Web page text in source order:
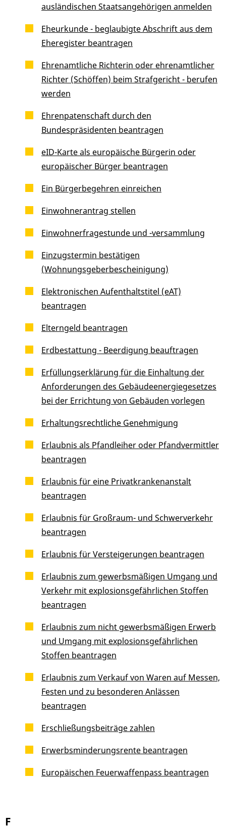
ausländischen Staatsangehörigen anmelden
Eheurkunde - beglaubigte Abschrift aus dem
Eheregister beantragen
Ehrenamtliche Richterin oder ehrenamtlicher
Richter (Schöffen) beim Strafgericht - berufen
werden
Ehrenpatenschaft durch den
Bundespräsidenten beantragen
eID-Karte als europäische Bürgerin oder
europäischer Bürger beantragen
Ein Bürgerbegehren einreichen
Einwohnerantrag stellen
Einwohnerfragestunde und -versammlung
Einzugstermin bestätigen
(Wohnungsgeberbescheinigung)
Elektronischen Aufenthaltstitel (eAT)
beantragen
Elterngeld beantragen
Erdbestattung - Beerdigung beauftragen
Erfüllungserklärung für die Einhaltung der
Anforderungen des Gebäudeenergiegesetzes
bei der Errichtung von Gebäuden vorlegen
Erhaltungsrechtliche Genehmigung
Erlaubnis als Pfandleiher oder Pfandvermittler
beantragen
Erlaubnis für eine Privatkrankenanstalt
beantragen
Erlaubnis für Großraum- und Schwerverkehr
beantragen
Erlaubnis für Versteigerungen beantragen
Erlaubnis zum gewerbsmäßigen Umgang und
Verkehr mit explosionsgefährlichen Stoffen
beantragen
Erlaubnis zum nicht gewerbsmäßigen Erwerb
und Umgang mit explosionsgefährlichen
Stoffen beantragen
Erlaubnis zum Verkauf von Waren auf Messen,
Festen und zu besonderen Anlässen
beantragen
Erschließungsbeiträge zahlen
Erwerbsminderungsrente beantragen
Europäischen Feuerwaffenpass beantragen
F